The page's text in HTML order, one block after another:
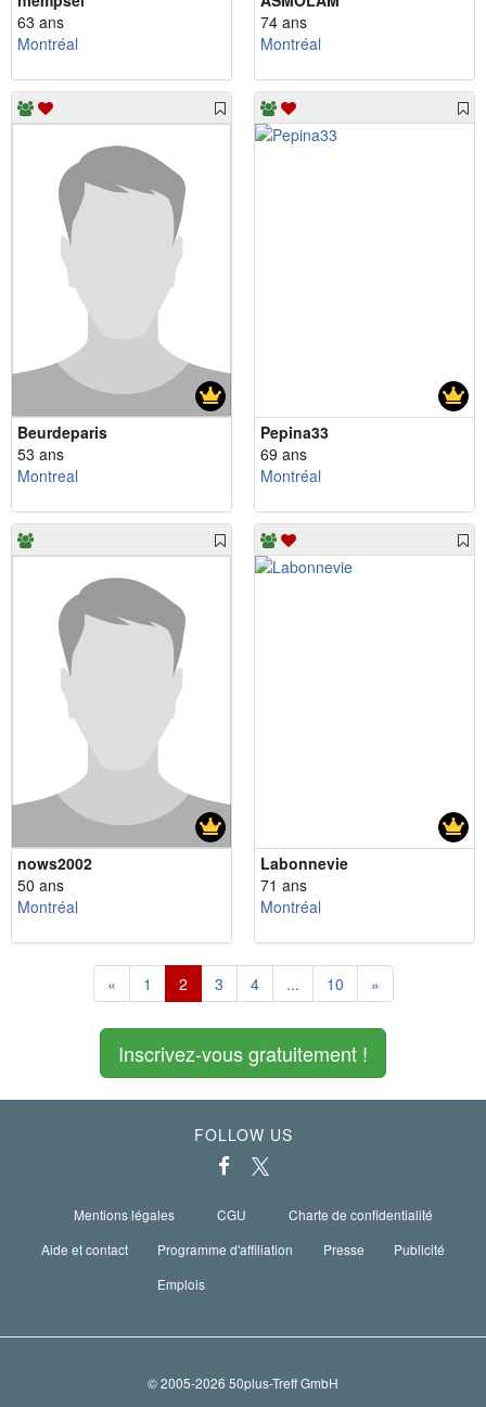
63 ans
Montréal
74 ans
Montréal
Beurdeparis
53 ans
Montreal
Pepina33
69 ans
Montréal
nows2002
50 ans
Montréal
Labonnevie
71 ans
Montréal
« 1 2 3 4 ... 10 »
Inscrivez-vous gratuitement !
FOLLOW US
Mentions légales CGU
Charte de confidentialité
Aide et contact
Programme d'affiliation Presse
Publicité
Emplois
© 2005-2026 50plus-Treff GmbH